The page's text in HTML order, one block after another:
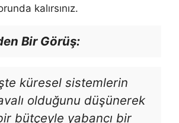
kalırsınız.
Bir Görüş:
küresel sistemlerin
olduğunu düşünerek
bütçeyle yabancı bir